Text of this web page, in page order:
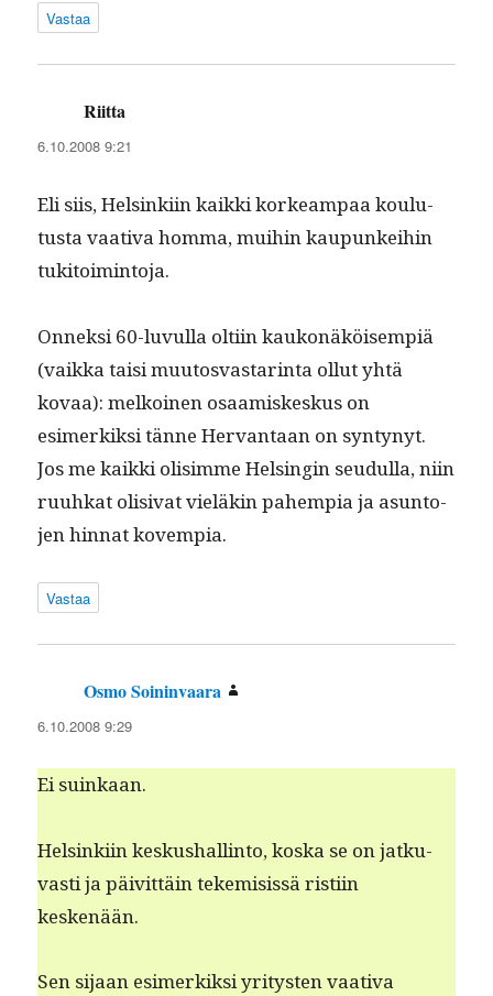
Vastaa
Riitta
6.10.2008 9:21
Eli siis, Helsinki­in kaik­ki korkeam­paa koulu­
tus­ta vaa­ti­va hom­ma, mui­hin kaupunkei­hin
tukitoimintoja.
Onnek­si 60-luvul­la olti­in kaukonäköisem­piä
(vaik­ka taisi muu­tosvas­tar­in­ta ollut yhtä
kovaa): melkoinen osaamiskeskus on
esimerkik­si tänne Her­van­taan on syn­tynyt.
Jos me kaik­ki olisimme Helsin­gin seudul­la, niin
ruuhkat oli­si­vat vieläkin pahempia ja asun­to­
jen hin­nat kovempia.
Vastaa
Osmo Soininvaara
6.10.2008 9:29
Ei suinkaan.
Helsinki­in keskushallinto, kos­ka se on jatku­
vasti ja päivit­täin tekemi­sis­sä ris­ti­in
keskenään.
Sen sijaan esimerkik­si yri­tys­ten vaa­ti­va